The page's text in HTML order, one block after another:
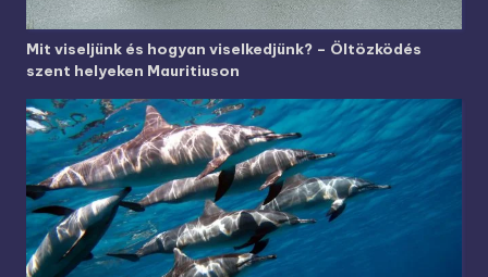
Mit viseljünk és hogyan viselkedjünk? – Öltözködés
szent helyeken Mauritiuson